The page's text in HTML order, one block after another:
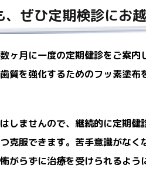
ぜひ定期検診にお
ヶ月に一度の定期健診をご案内
質を強化するためのフッ素塗布
しませんので、継続的に定期健
克服できます。苦手意識がなく
がらずに治療を受けられるよう